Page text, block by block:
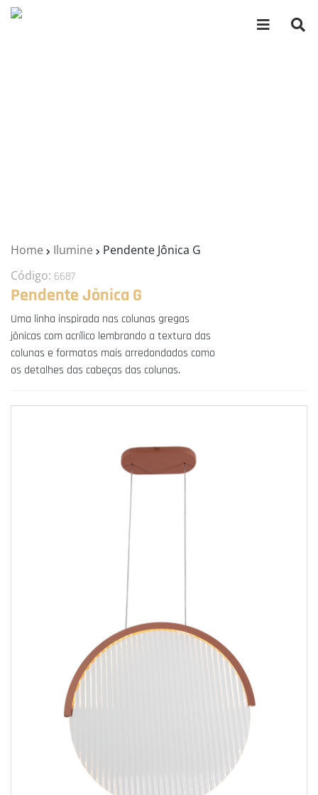
Home Ilumine
Pendente Jônica G
Código: 6687
Pendente Jônica G
Uma linha inspirada nas colunas gregas
jônicas com acrílico lembrando a textura das
colunas e formatos mais arredondados como
os detalhes das cabeças das colunas.